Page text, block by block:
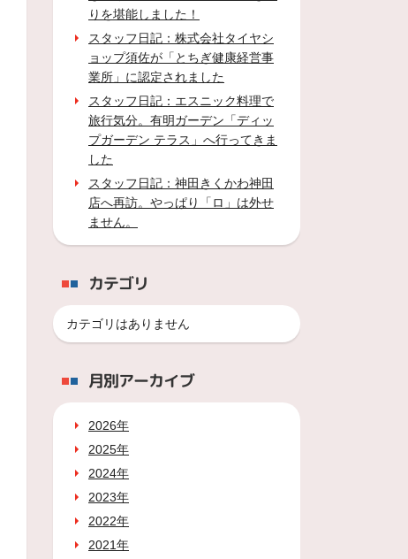
りを堪能しました！
スタッフ日記：株式会社タイヤシ
ョップ須佐が「とちぎ健康経営事
業所」に認定されました
スタッフ日記：エスニック料理で
旅行気分。有明ガーデン「ディッ
プガーデン テラス」へ行ってきま
した
スタッフ日記：神田きくかわ神田
店へ再訪。やっぱり「ロ」は外せ
ません。
カテゴリ
カテゴリはありません
月別アーカイブ
2026年
2025年
2024年
2023年
2022年
2021年